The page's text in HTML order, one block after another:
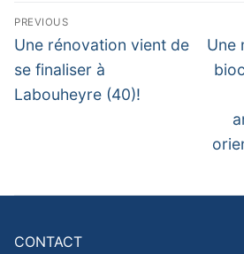
Navigation
de
l’article
PREVIOUS
Previous
post:
Une rénovation vient de
se finaliser à
Labouheyre (40)!
Next
post:
Une
CONTACT